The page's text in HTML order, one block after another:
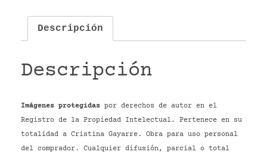
Descripción
Descripción
Imágenes protegidas por derechos de autor en el
Registro de la Propiedad Intelectual. Pertenece en su
totalidad a Cristina Gayarre. Obra para uso personal
del comprador. Cualquier difusión, parcial o total